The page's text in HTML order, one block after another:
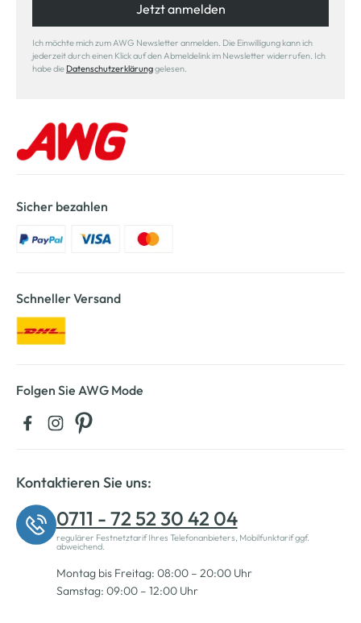
Jetzt anmelden
Ich möchte mich zum AWG Newsletter anmelden. Die Einwilligung kann ich
jederzeit durch einen Klick auf den Abmeldelink im Newsletter widerrufen. Ich
habe die Datenschutzerklärunggelesen.
Sicher bezahlen
Schneller Versand
Folgen Sie AWG Mode
Kontaktieren Sie uns:
0711 - 72 52 30 42 04
regulärer Festnetztarif Ihres Telefonanbieters, Mobilfunktarif ggf.
abweichend.
Montag bis Freitag: 08:00 – 20:00 Uhr
Samstag: 09:00 – 12:00 Uhr